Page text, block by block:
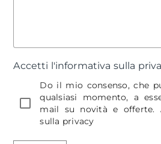
Accetti l'informativa sulla
Do il mio consenso, che
qualsiasi momento, a
mail su novità e offerte.
sulla privacy